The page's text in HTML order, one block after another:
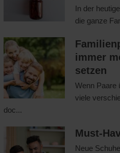
In der
die ganze
immer
setzen
Wenn Paare
viele
doc...
Must-
Neue